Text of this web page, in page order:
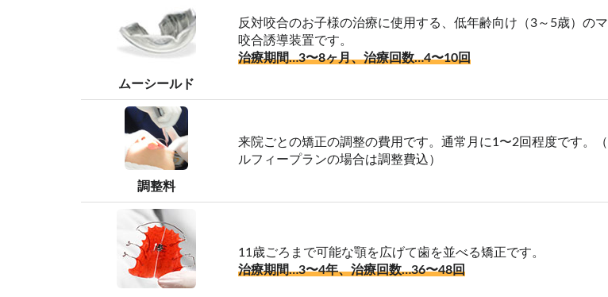
ムーシールド
反対咬合のお子様の治療に使用する、低年齢向け（3～5歳）の
咬合誘導装置です。
治療期間…3〜8ヶ月、治療回数…4〜10回
調整料
来院ごとの矯正の調整の費用です。通常月に1〜2回程度です。
ルフィープランの場合は調整費込）
11歳ごろまで可能な顎を広げて歯を並べる矯正です。
治療期間…3〜4年、治療回数…36〜48回